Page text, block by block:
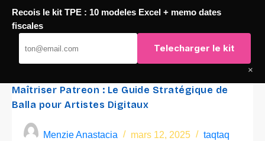
Passer
au
contenu
TaqTaq
Maîtriser Patreon : Le Guide Stratégique de
Balla pour Artistes Digitaux
Menzie Anastacia mars 12, 2025 taqtaq
Recois le kit TPE : 10 modeles Excel + memo dates
fiscales
Telecharger le kit
×